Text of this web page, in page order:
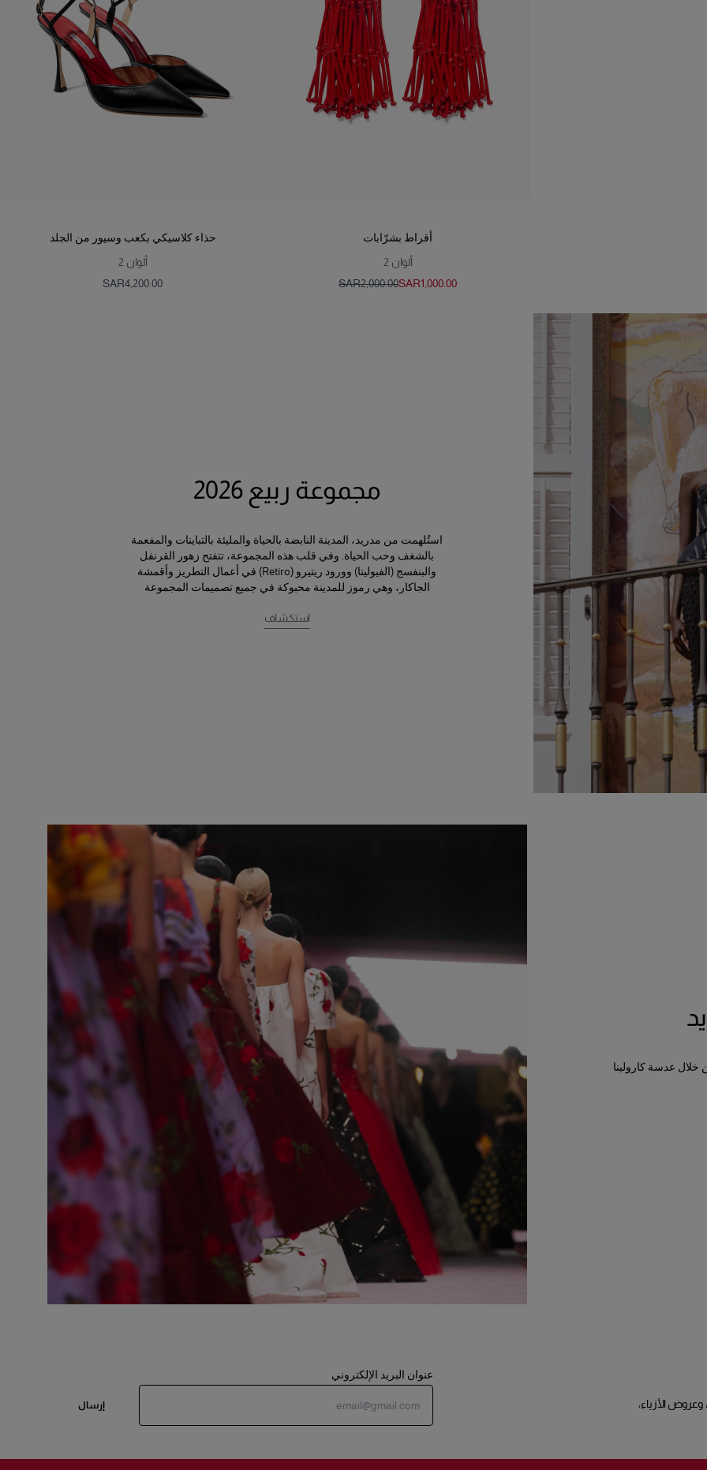
حذاء كلاسيكي بكعب وسيور من الجلد
2 ألوان
SAR‌4,200.00
أقراط بشرّابات
2 ألوان
SAR‌2,000.00SAR‌1,000.00
مجموعة ربيع 2026
استُلهمت من مدريد، المدينة النابضة بالحياة والمليئة بالتباينات والمفعمة
بالشغف وحب الحياة. وفي قلب هذه المجموعة، تتفتح زهور القرنفل
والبنفسج (الفيوليتا) وورود ريتيرو (Retiro) في أعمال التطريز وأقمشة
الجاكار، وهي رموز للمدينة محبوكة في جميع تصميمات المجموعة
استكشاف
خلال عدسة كارولينا
وعروض الأزياء،
عنوان البريد الإلكتروني
إرسال